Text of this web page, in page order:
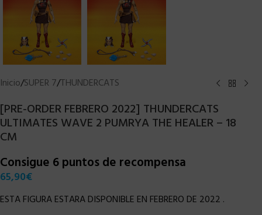
Inicio/SUPER 7/THUNDERCATS
[PRE-ORDER FEBRERO 2022] THUNDERCATS
ULTIMATES WAVE 2 PUMRYA THE HEALER – 18
CM
Consigue 6 puntos de recompensa
65,90€
ESTA FIGURA ESTARA DISPONIBLE EN FEBRERO DE 2022 .